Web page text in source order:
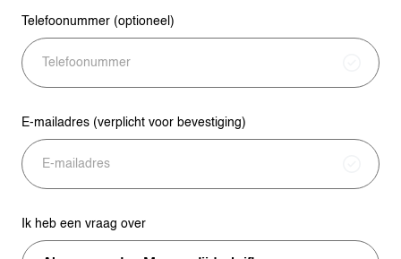
Telefoonummer (optioneel)
E-mailadres (verplicht voor bevestiging)
Ik heb een vraag over